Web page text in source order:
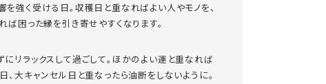
強く受ける日。収穫日と重なればよい人やモノを、
ば困った縁を引き寄せやすくなります。
リラックスして過ごして。ほかのよい運と重なれば
、大キャンセル日と重なったら油断をしないように。